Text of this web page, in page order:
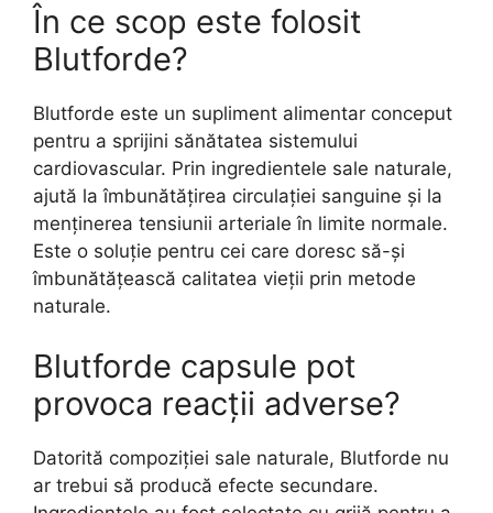
În ce scop este folosit
Blutforde?
Blutforde este un supliment alimentar conceput
pentru a sprijini sănătatea sistemului
cardiovascular. Prin ingredientele sale naturale,
ajută la îmbunătățirea circulației sanguine și la
menținerea tensiunii arteriale în limite normale.
Este o soluție pentru cei care doresc să-și
îmbunătățească calitatea vieții prin metode
naturale.
Blutforde capsule pot
provoca reacții adverse?
Datorită compoziției sale naturale, Blutforde nu
ar trebui să producă efecte secundare.